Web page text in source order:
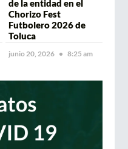
de la entidad en el
Chorizo Fest
Futbolero 2026 de
Toluca
junio 20, 2026 8:25 am